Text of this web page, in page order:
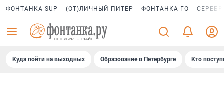
ФОНТАНКА SUP (ОТ)ЛИЧНЫЙ ПИТЕР ФОНТАНКА ГО
Куда пойти на выходных Образование в Петербурге Кто